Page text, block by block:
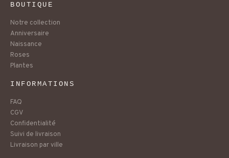
BOUTIQUE
Notre collection
Anniversaire
Naissance
Roses
Plantes
INFORMATIONS
FAQ
CGV
Confidentialité
Suivi de livraison
Livraison par ville